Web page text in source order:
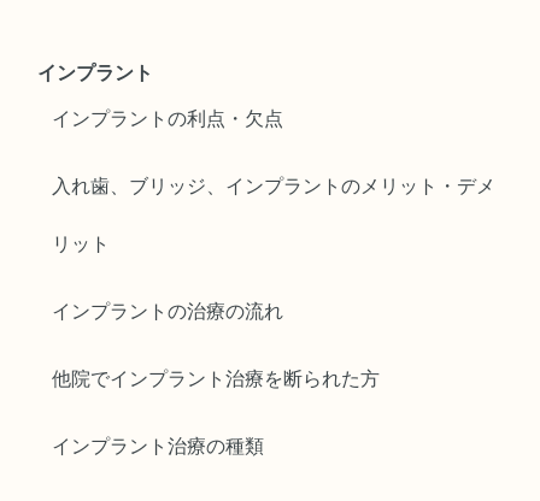
インプラント
インプラントの利点・欠点
入れ歯、ブリッジ、インプラントのメリット・デメ
リット
インプラントの治療の流れ
他院でインプラント治療を断られた方
インプラント治療の種類